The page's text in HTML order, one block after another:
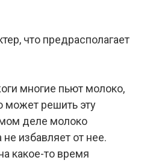
, что предрасполагает
многие пьют молоко,
может решить эту
деле молоко
избавляет от нее.
какое-то время